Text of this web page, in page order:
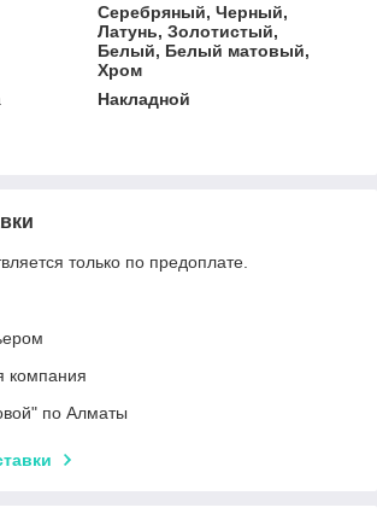
Серебряный, Черный,
Латунь, Золотистый,
Белый, Белый матовый,
Хром
Накладной
только по предоплате.
компания
по Алматы